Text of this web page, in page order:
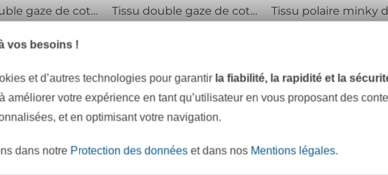
Tissu double gaze de coton Cherries, créme
Tissu double gaze de coton petite fleurs, blanc cassé
vos besoins !
et d’autres technologies pour garantir la fiabilité, la rapidité et la
améliorer votre expérience en tant qu’utilisateur en vous proposant des
et en optimisant votre navigation.
dans notre Protection des donnéeset dans nos Mentions légales.